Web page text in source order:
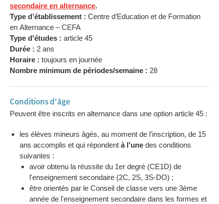
secondaire en alternance.
Type d’établissement : Centre d’Education et de Formation
en Alternance – CEFA
Type d'études : article 45
Durée : 2 ans
Horaire : toujours en journée
Nombre minimum de périodes/semaine : 28
Conditions d'âge
Peuvent être inscrits en alternance dans une option article 45 :
les élèves mineurs âgés, au moment de l'inscription, de 15
ans accomplis et qui répondent à l'une des conditions
suivantes :
avoir obtenu la réussite du 1er degré (CE1D) de
l'enseignement secondaire (2C, 2S, 3S-DO) ;
être orientés par le Conseil de classe vers une 3ème
année de l'enseignement secondaire dans les formes et